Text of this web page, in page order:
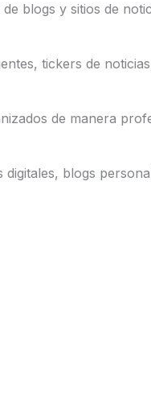
blogs y sitios de
tickers de
de manera
blogs